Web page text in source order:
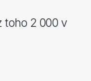
toho 2 000 v